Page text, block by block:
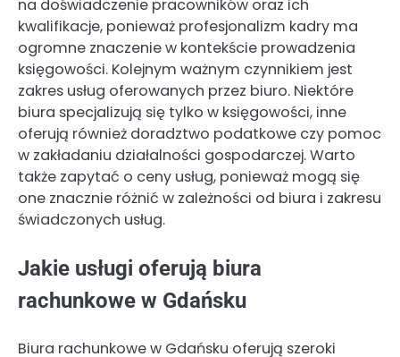
na doświadczenie pracowników oraz ich
kwalifikacje, ponieważ profesjonalizm kadry ma
ogromne znaczenie w kontekście prowadzenia
księgowości. Kolejnym ważnym czynnikiem jest
zakres usług oferowanych przez biuro. Niektóre
biura specjalizują się tylko w księgowości, inne
oferują również doradztwo podatkowe czy pomoc
w zakładaniu działalności gospodarczej. Warto
także zapytać o ceny usług, ponieważ mogą się
one znacznie różnić w zależności od biura i zakresu
świadczonych usług.
Jakie usługi oferują biura
rachunkowe w Gdańsku
Biura rachunkowe w Gdańsku oferują szeroki